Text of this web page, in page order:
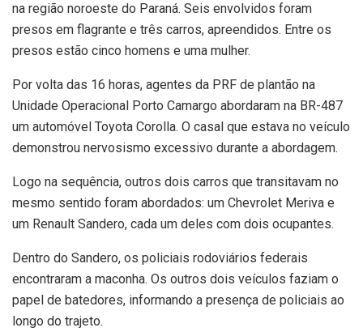
na região noroeste do Paraná. Seis envolvidos foram
presos em flagrante e três carros, apreendidos. Entre os
presos estão cinco homens e uma mulher.
Por volta das 16 horas, agentes da PRF de plantão na
Unidade Operacional Porto Camargo abordaram na BR-487
um automóvel Toyota Corolla. O casal que estava no veículo
demonstrou nervosismo excessivo durante a abordagem.
Logo na sequência, outros dois carros que transitavam no
mesmo sentido foram abordados: um Chevrolet Meriva e
um Renault Sandero, cada um deles com dois ocupantes.
Dentro do Sandero, os policiais rodoviários federais
encontraram a maconha. Os outros dois veículos faziam o
papel de batedores, informando a presença de policiais ao
longo do trajeto.